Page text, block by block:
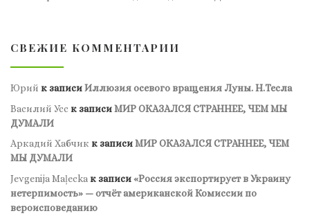
СВЕЖИЕ КОММЕНТАРИИ
Юрий к записиИллюзия осевого вращения Луны. Н.Тесла
Василий Усс к записиМИР ОКАЗАЛСЯ СТРАННЕЕ, ЧЕМ МЫ
ДУМАЛИ
Аркадий Хабчик к записиМИР ОКАЗАЛСЯ СТРАННЕЕ, ЧЕМ
МЫ ДУМАЛИ
Jevgenija Maļecka к записи«Россия экспортирует в Украину
нетерпимость» — отчёт американской Комиссии по
вероисповеданию